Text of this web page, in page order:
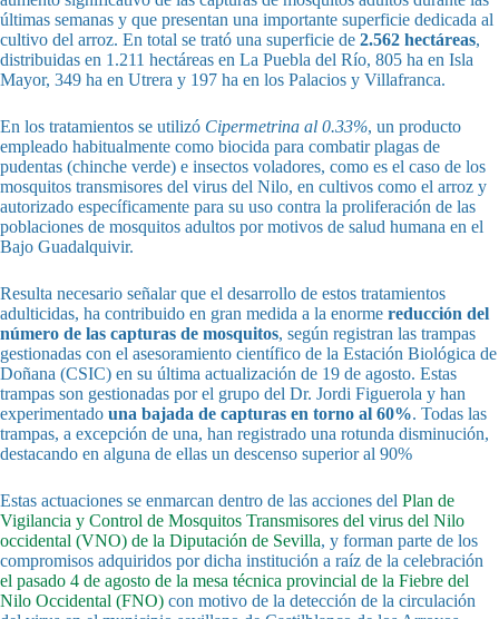
últimas semanas y que presentan una importante superficie dedicada al
cultivo del arroz. En total se trató una superficie de 2.562 hectáreas,
distribuidas en 1.211 hectáreas en La Puebla del Río, 805 ha en Isla
Mayor, 349 ha en Utrera y 197 ha en los Palacios y Villafranca.
En los tratamientos se utilizó Cipermetrina al 0.33%, un producto
empleado habitualmente como biocida para combatir plagas de
pudentas (chinche verde) e insectos voladores, como es el caso de los
mosquitos transmisores del virus del Nilo, en cultivos como el arroz y
autorizado específicamente para su uso contra la proliferación de las
poblaciones de mosquitos adultos por motivos de salud humana en el
Bajo Guadalquivir.
Resulta necesario señalar que el desarrollo de estos tratamientos
adulticidas, ha contribuido en gran medida a la enorme reducción del
número de las capturas de mosquitos, según registran las trampas
gestionadas con el asesoramiento científico de la Estación Biológica de
Doñana (CSIC) en su última actualización de 19 de agosto. Estas
trampas son gestionadas por el grupo del Dr. Jordi Figuerola y han
experimentado una bajada de capturas en torno al 60%. Todas las
trampas, a excepción de una, han registrado una rotunda disminución,
destacando en alguna de ellas un descenso superior al 90%
Estas actuaciones se enmarcan dentro de las acciones del Plan de
Vigilancia y Control de Mosquitos Transmisores del virus del Nilo
occidental (VNO) de la Diputación de Sevilla, y forman parte de los
compromisos adquiridos por dicha institución a raíz de la celebración
el pasado 4 de agosto de la mesa técnica provincial de la Fiebre del
Nilo Occidental (FNO) con motivo de la detección de la circulación